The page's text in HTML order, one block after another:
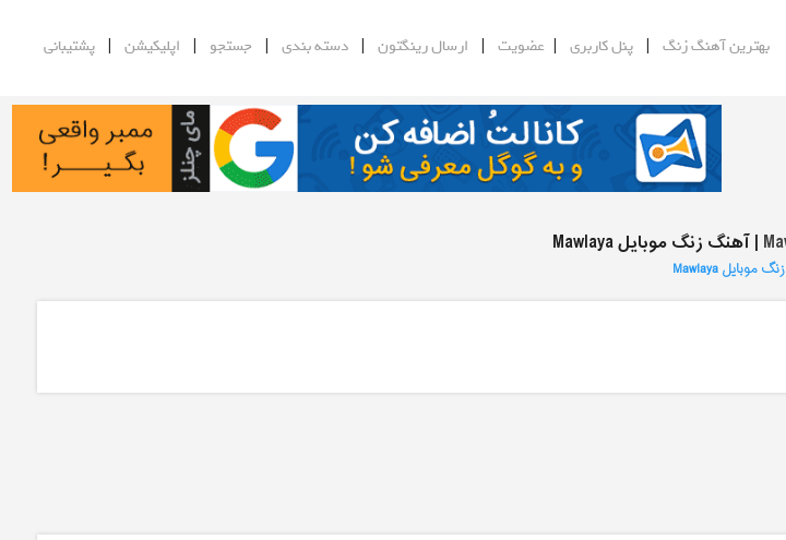
بهترین آهنگ زنگ |پنل کاربری | عضویت | ارسال رینگتون |دسته بندی | جستجو | اپلیکیشن |پشتیبانی
| آهنگ زنگ موبایل Mawlaya
زنگ موبایل Mawlaya